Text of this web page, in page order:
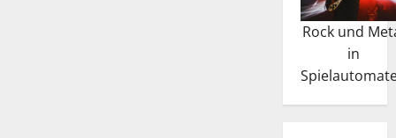
Rock und
in